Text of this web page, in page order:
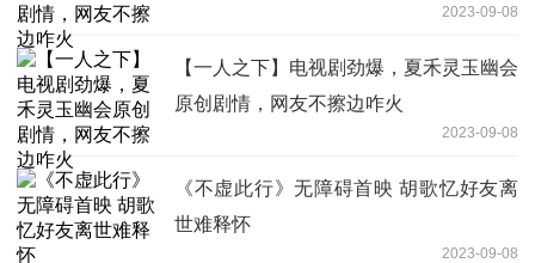
2023-09-08
【一人之下】电视剧劲爆，夏禾灵玉幽会
原创剧情，网友不擦边咋火
2023-09-08
《不虚此行》无障碍首映 胡歌忆好友离
世难释怀
2023-09-08